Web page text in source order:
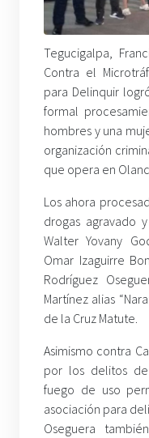
Tegucigalpa,
Contra el
para Delinquir
formal
hombres y una
organización
que opera en
Los ahora
drogas agravado
Walter Yovany
Omar Izaguirre
Rodríguez
Martínez alias
de la Cruz Matute.
Asimismo contra
por los delitos
fuego de uso
asociación para
Oseguera